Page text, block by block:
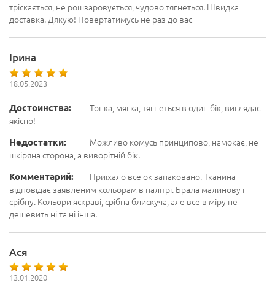
тріскається, не рошзаровується, чудово тягнеться. Швидка
доставка. Дякую! Повертатимусь не раз до вас
Ірина
18.05.2023
Достоинства:
Тонка, мягка, тягнеться в один бік, виглядає
якісно!
Недостатки:
Можливо комусь принципово, намокає, не
шкіряна сторона, а виворітній бік.
Комментарий:
Приїхало все ок запаковано. Тканина
відповідає заявленим кольорам в палітрі. Брала малинову і
срібну. Кольори яскраві, срібна блискуча, але все в міру не
дешевить ні та ні інша.
Ася
13.01.2020